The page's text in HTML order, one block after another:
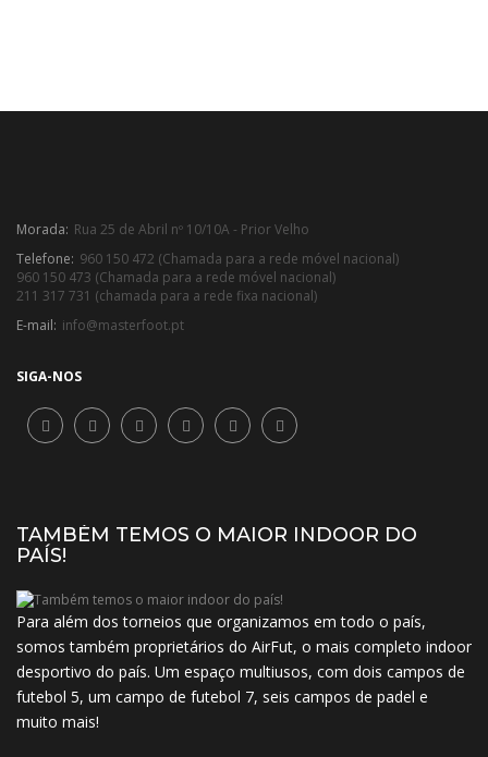
Morada: Rua 25 de Abril nº 10/10A - Prior Velho
Telefone: 960 150 472 (Chamada para a rede móvel nacional)
960 150 473 (Chamada para a rede móvel nacional)
211 317 731 (chamada para a rede fixa nacional)
E-mail: info@masterfoot.pt
SIGA-NOS
TAMBÉM TEMOS O MAIOR INDOOR DO
PAÍS!
Para além dos torneios que organizamos em todo o país,
somos também proprietários do AirFut, o mais completo indoor
desportivo do país. Um espaço multiusos, com dois campos de
futebol 5, um campo de futebol 7, seis campos de padel e
muito mais!